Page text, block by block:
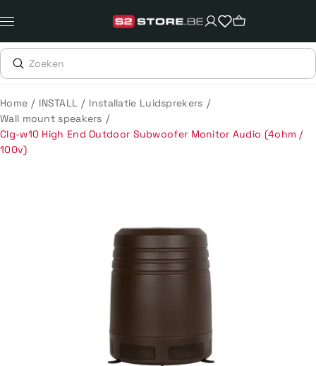
naar
content
Home / INSTALL / Installatie Luidsprekers /
Wall mount speakers /
Clg-w10 High End Outdoor Subwoofer Monitor Audio (4ohm /
100v)